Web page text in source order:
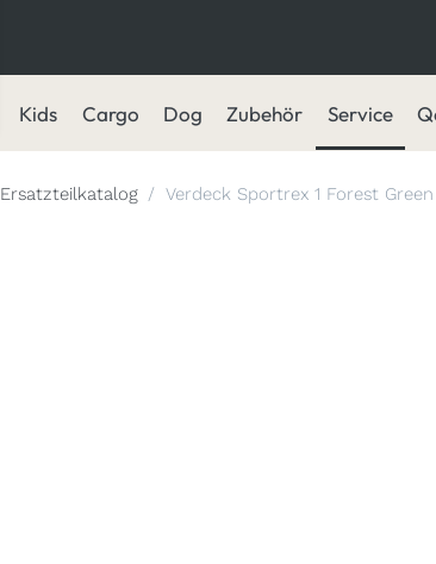
Kids Cargo Dog Zubehör Service
Ersatzteilkatalog Verdeck Sportrex 1 Forest Green